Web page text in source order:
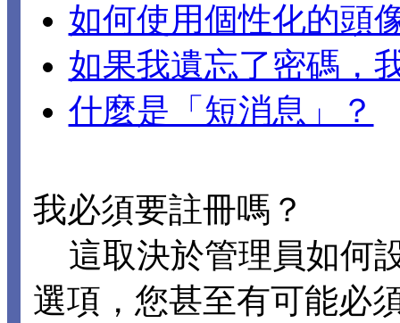
如何使用個性化的頭
如果我遺忘了密碼，
什麼是「短消息」？
我必須要註冊嗎？
這取決於管理員如何
選項，您甚至有可能必